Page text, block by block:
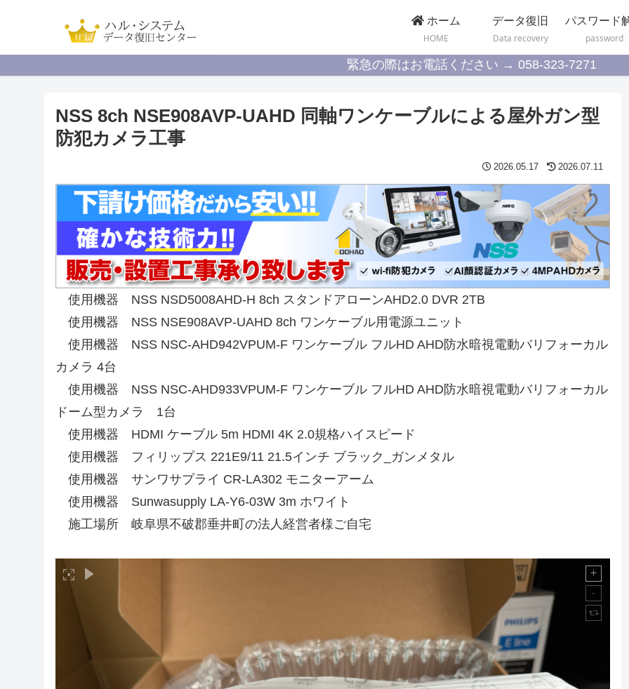
ホーム
HOME
データ復旧
Data recovery
パスワード
password
緊急の際はお電話ください → 058-323-7271
NSS 8ch NSE908AVP-UAHD 同軸ワンケーブルによる屋外ガン型
防犯カメラ工事
2026.05.17 2026.07.11
使用機器 NSS NSD5008AHD-H 8ch スタンドアローンAHD2.0 DVR 2TB
使用機器 NSS NSE908AVP-UAHD 8ch ワンケーブル用電源ユニット
使用機器 NSS NSC-AHD942VPUM-F ワンケーブル フルHD AHD防水暗視電動バリフォーカル
カメラ 4台
使用機器 NSS NSC-AHD933VPUM-F ワンケーブル フルHD AHD防水暗視電動バリフォーカル
ドーム型カメラ 1台
使用機器 HDMI ケーブル 5m HDMI 4K 2.0規格ハイスピード
使用機器 フィリップス 221E9/11 21.5インチ ブラック_ガンメタル
使用機器 サンワサプライ CR-LA302 モニターアーム
使用機器 Sunwasupply LA-Y6-03W 3m ホワイト
施工場所 岐阜県不破郡垂井町の法人経営者様ご自宅